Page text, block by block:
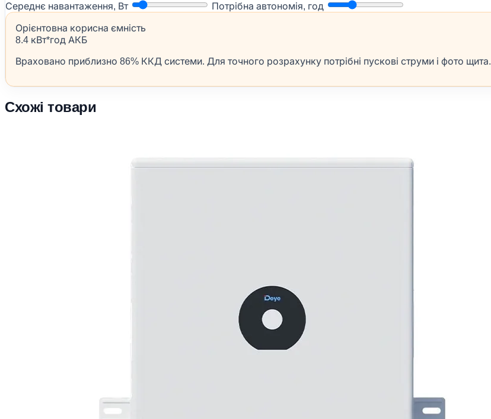
Середнє навантаження, Вт Потрібна автономія, год
Орієнтовна корисна ємність
8.4 кВт*год АКБ
Враховано приблизно 86% ККД системи. Для точного розрахунку потрібні пускові струми і фото щита.
Схожі товари